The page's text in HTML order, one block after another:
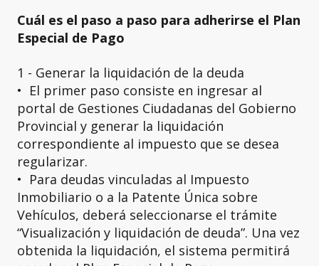
Cuál es el paso a paso para adherirse el Plan
Especial de Pago
1 - Generar la liquidación de la deuda
•⁠ ⁠El primer paso consiste en ingresar al
portal de Gestiones Ciudadanas del Gobierno
Provincial y generar la liquidación
correspondiente al impuesto que se desea
regularizar.
•⁠ ⁠Para deudas vinculadas al Impuesto
Inmobiliario o a la Patente Única sobre
Vehículos, deberá seleccionarse el trámite
“Visualización y liquidación de deuda”. Una vez
obtenida la liquidación, el sistema permitirá